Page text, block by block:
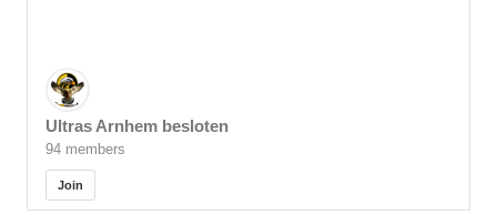
Ultras Arnhem besloten
94 members
Join